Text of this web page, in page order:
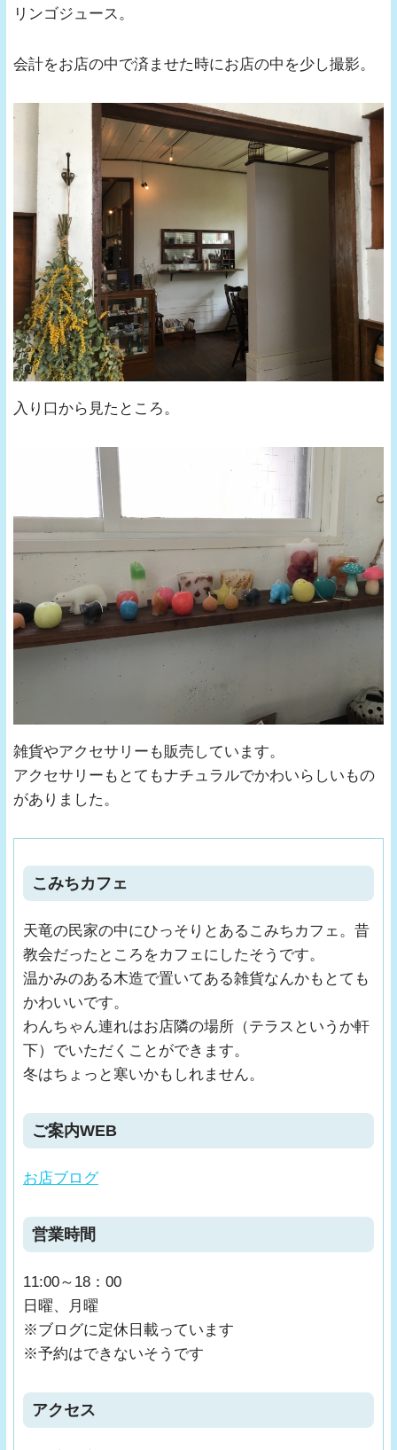
リンゴジュース。
会計をお店の中で済ませた時にお店の中を少し撮影。
入り口から見たところ。
雑貨やアクセサリーも販売しています。
アクセサリーもとてもナチュラルでかわいらしいもの
がありました。
こみちカフェ
天竜の民家の中にひっそりとあるこみちカフェ。昔
教会だったところをカフェにしたそうです。
温かみのある木造で置いてある雑貨なんかもとても
かわいいです。
わんちゃん連れはお店隣の場所（テラスというか軒
下）でいただくことができます。
冬はちょっと寒いかもしれません。
ご案内WEB
お店ブログ
営業時間
11:00～18：00
日曜、月曜
※ブログに定休日載っています
※予約はできないそうです
アクセス